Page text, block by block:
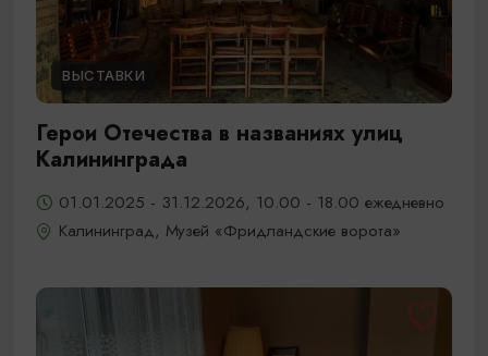
ВЫСТАВКИ
Герои Отечества в названиях улиц
Калининграда
01.01.2025 - 31.12.2026, 10.00 - 18.00 ежедневно
Калининград, Музей «Фридландские ворота»